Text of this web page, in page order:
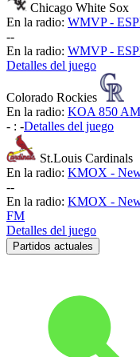
Chicago White Sox
En la radio: WMVP -
--
En la radio: WMVP -
Detalles del juego
Colorado Rockies
En la radio: KOA 850
- : -Detalles del juego
St.Louis Cardinals
En la radio: KMOX -
--
En la radio: KMOX -
FM
Detalles del juego
Partidos actuales